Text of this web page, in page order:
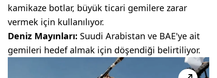
kamikaze botlar, büyük ticari gemilere zarar
vermek için kullanılıyor.
Deniz Mayınları: Suudi Arabistan ve BAE'ye ait
gemileri hedef almak için döşendiği belirtiliyor.